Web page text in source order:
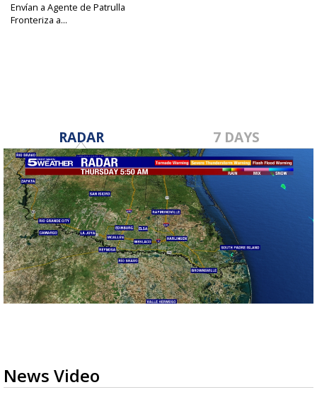
Envían a Agente de Patrulla
Fronteriza a...
RADAR 7 DAYS
News Video